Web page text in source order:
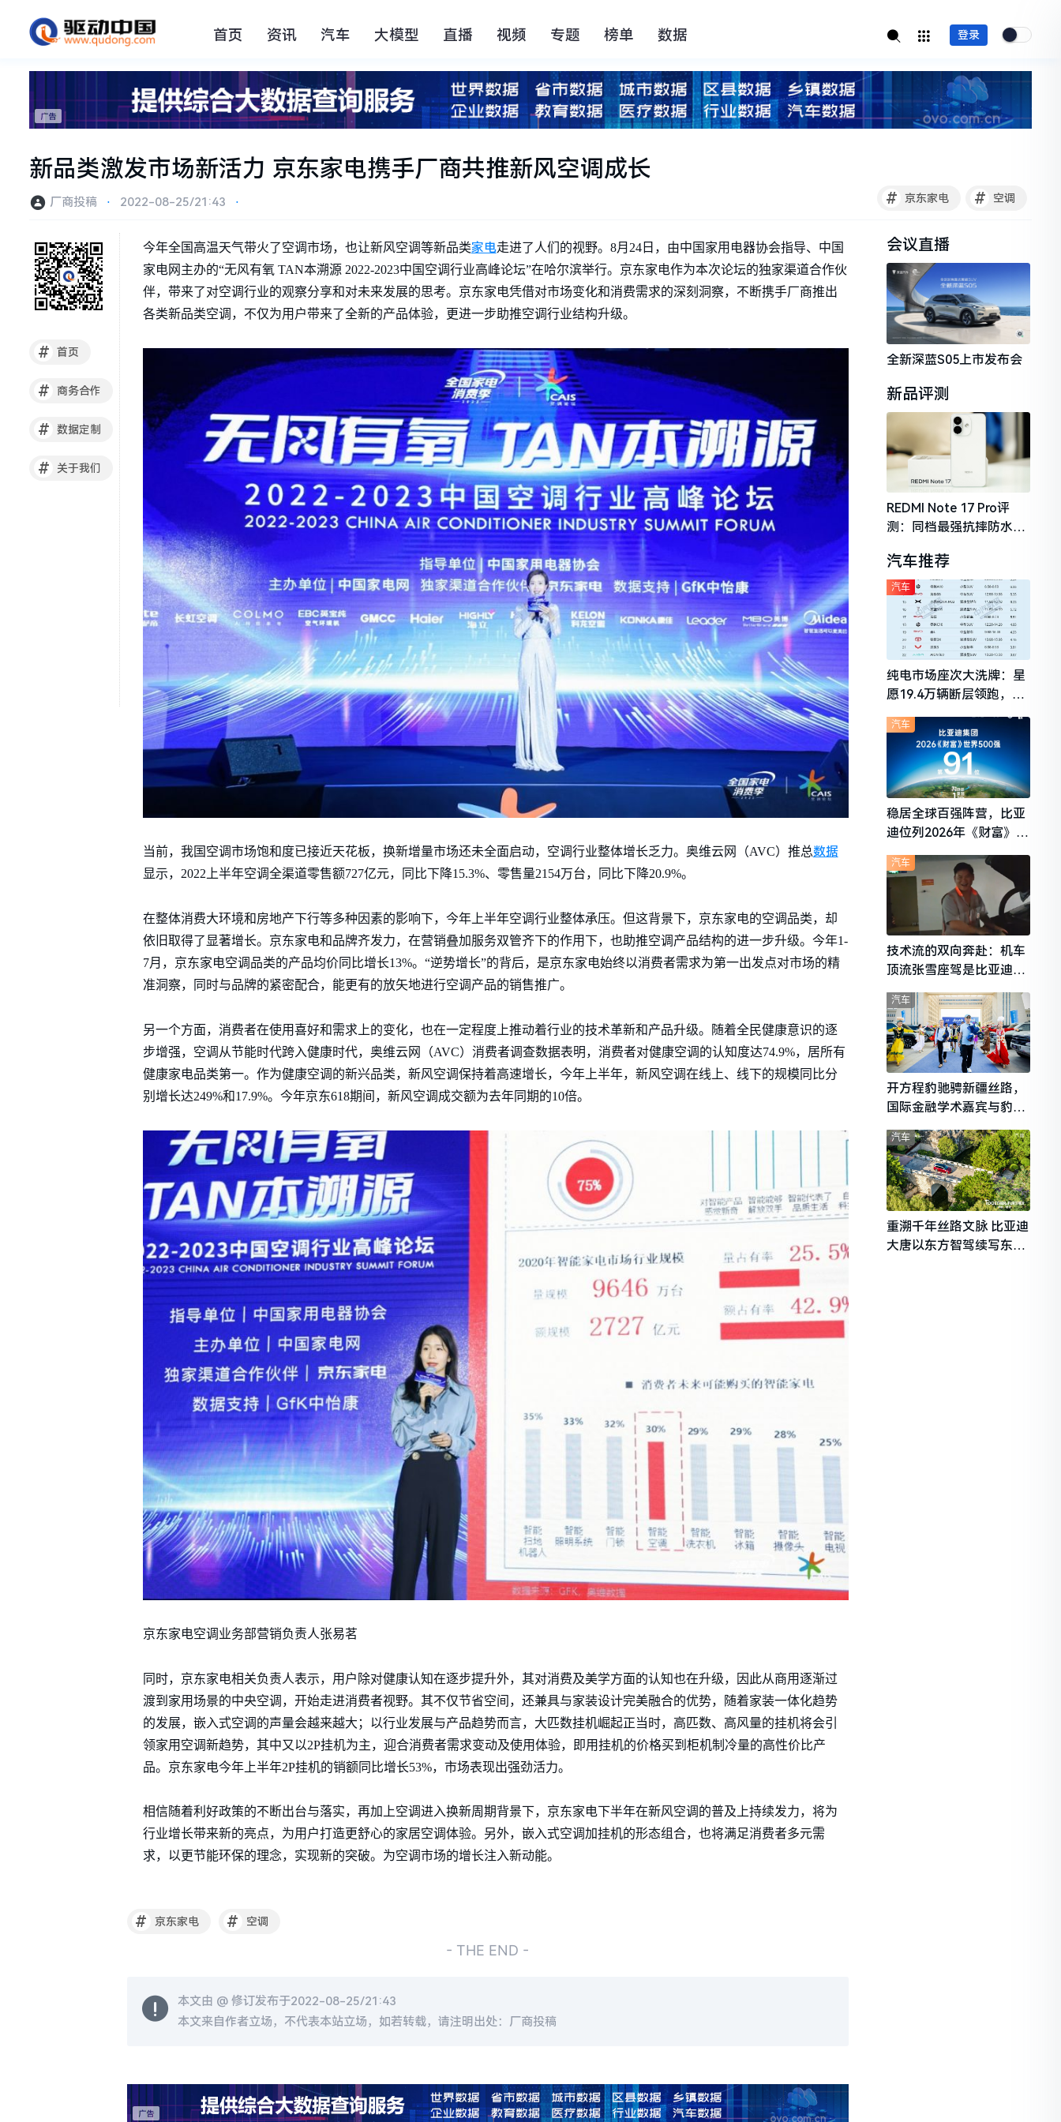
首页 资讯 汽车 大模型 直播 视频 专题 榜单 数据 登录
新品类激发市场新活力 京东家电携手厂商共推新风空调成长
# 京东家电 # 空调
厂商投稿 ⋅ 2022-08-25/21:43 ⋅
# 首页
# 商务合作
# 数据定制
# 关于我们
今年全国高温天气带火了空调市场，也让新风空调等新品类家电走进了人们的视野。8月24日，由中国家用电器协会指导、中国
家电网主办的“无风有氧 TAN本溯源 2022-2023中国空调行业高峰论坛”在哈尔滨举行。京东家电作为本次论坛的独家渠道合作伙
伴，带来了对空调行业的观察分享和对未来发展的思考。京东家电凭借对市场变化和消费需求的深刻洞察，不断携手厂商推出
各类新品类空调，不仅为用户带来了全新的产品体验，更进一步助推空调行业结构升级。
当前，我国空调市场饱和度已接近天花板，换新增量市场还未全面启动，空调行业整体增长乏力。奥维云网（AVC）推总数据
显示，2022上半年空调全渠道零售额727亿元，同比下降15.3%、零售量2154万台，同比下降20.9%。
在整体消费大环境和房地产下行等多种因素的影响下，今年上半年空调行业整体承压。但这背景下，京东家电的空调品类，却
依旧取得了显著增长。京东家电和品牌齐发力，在营销叠加服务双管齐下的作用下，也助推空调产品结构的进一步升级。今年1-
7月，京东家电空调品类的产品均价同比增长13%。“逆势增长”的背后，是京东家电始终以消费者需求为第一出发点对市场的精
准洞察，同时与品牌的紧密配合，能更有的放矢地进行空调产品的销售推广。
另一个方面，消费者在使用喜好和需求上的变化，也在一定程度上推动着行业的技术革新和产品升级。随着全民健康意识的逐
步增强，空调从节能时代跨入健康时代，奥维云网（AVC）消费者调查数据表明，消费者对健康空调的认知度达74.9%，居所有
健康家电品类第一。作为健康空调的新兴品类，新风空调保持着高速增长，今年上半年，新风空调在线上、线下的规模同比分
别增长达249%和17.9%。今年京东618期间，新风空调成交额为去年同期的10倍。
京东家电空调业务部营销负责人张易茗
同时，京东家电相关负责人表示，用户除对健康认知在逐步提升外，其对消费及美学方面的认知也在升级，因此从商用逐渐过
渡到家用场景的中央空调，开始走进消费者视野。其不仅节省空间，还兼具与家装设计完美融合的优势，随着家装一体化趋势
的发展，嵌入式空调的声量会越来越大；以行业发展与产品趋势而言，大匹数挂机崛起正当时，高匹数、高风量的挂机将会引
领家用空调新趋势，其中又以2P挂机为主，迎合消费者需求变动及使用体验，即用挂机的价格买到柜机制冷量的高性价比产
品。京东家电今年上半年2P挂机的销额同比增长53%，市场表现出强劲活力。
相信随着利好政策的不断出台与落实，再加上空调进入换新周期背景下，京东家电下半年在新风空调的普及上持续发力，将为
行业增长带来新的亮点，为用户打造更舒心的家居空调体验。另外，嵌入式空调加挂机的形态组合，也将满足消费者多元需
求，以更节能环保的理念，实现新的突破。为空调市场的增长注入新动能。
# 京东家电 # 空调
- THE END -
本文由 @修订发布于2022-08-25/21:43
本文来自作者立场，不代表本站立场，如若转载，请注明出处：厂商投稿
会议直播
全新深蓝S05上市发布会
新品评测
REDMI Note 17 Pro评
测：同档最强抗摔防水，
守门员
汽车推荐
纯电市场座次大洗牌：星
愿19.4万辆断层领跑，理
想i6成最强黑马
汽车
稳居全球百强阵营，比亚
迪位列2026年《财富》世
汽车
技术流的双向奔赴：机车
顶流张雪座驾是比亚迪秦
L
汽车
开方程豹驰骋新疆丝路，
国际金融学术嘉宾与豹友
共赴山海热爱
汽车
重溯千年丝路文脉 比亚迪
大唐以东方智驾续写东西
汽车